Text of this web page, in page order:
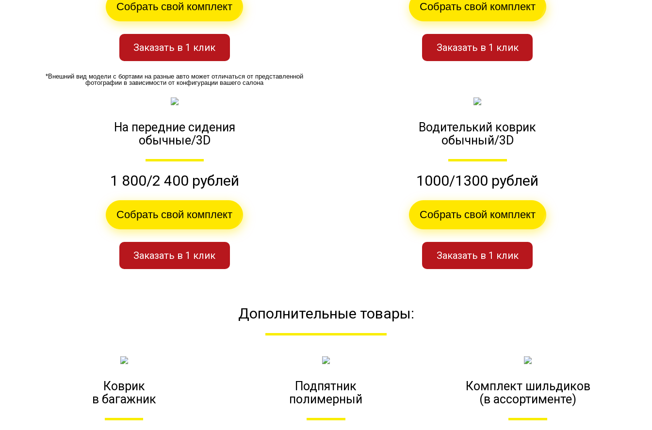
Собрать свой комплект
Заказать в 1 клик
*Внешний вид модели с бортами на разные авто может отличаться от представленной
фотографии в зависимости от конфигурации вашего салона
Собрать свой комплект
Заказать в 1 клик
На передние сидения
обычные/3D
1 800/2 400 рублей
Собрать свой комплект
Заказать в 1 клик
Водителький коврик
обычный/3D
1000/1300 рублей
Собрать свой комплект
Заказать в 1 клик
Дополнительные товары:
Коврик
в багажник
Подпятник
полимерный
Комплект шильдиков
(в ассортименте)